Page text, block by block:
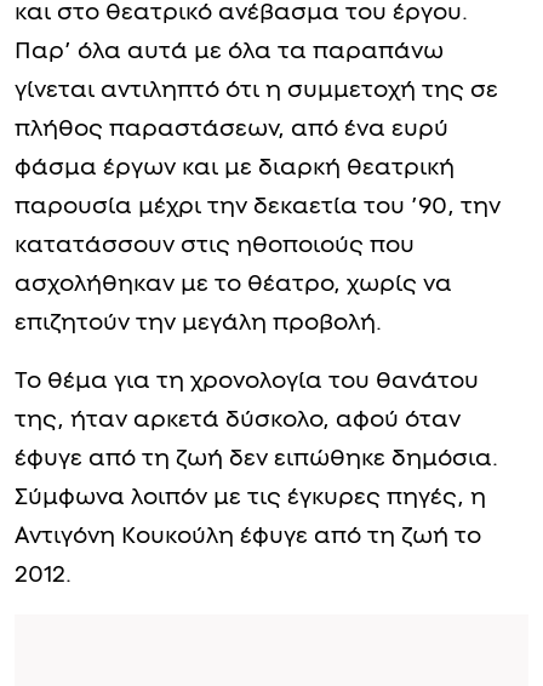
και στο θεατρικό ανέβασμα του έργου.
Παρ’ όλα αυτά με όλα τα παραπάνω
γίνεται αντιληπτό ότι η συμμετοχή της σε
πλήθος παραστάσεων, από ένα ευρύ
φάσμα έργων και με διαρκή θεατρική
παρουσία μέχρι την δεκαετία του ’90, την
κατατάσσουν στις ηθοποιούς που
ασχολήθηκαν με το θέατρο, χωρίς να
επιζητούν την μεγάλη προβολή.
Το θέμα για τη χρονολογία του θανάτου
της, ήταν αρκετά δύσκολο, αφού όταν
έφυγε από τη ζωή δεν ειπώθηκε δημόσια.
Σύμφωνα λοιπόν με τις έγκυρες πηγές, η
Αντιγόνη Κουκούλη έφυγε από τη ζωή το
2012.